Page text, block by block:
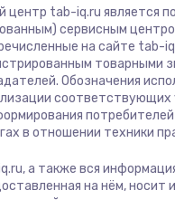
1040 руб.
Заказать
Ремонт петель
1195 руб.
CHUWI
центр tab-iq.ru является
сервисным
на сайте tab-
товарными
Обозначения
соответствующих
в отношении техники
а также вся
на нём, носит